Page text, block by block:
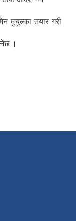
मुचुल्का तयार गरी
।